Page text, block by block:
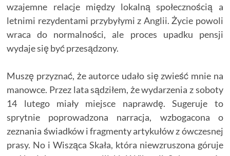
wzajemne relacje między lokalną społecznością a
letnimi rezydentami przybyłymi z Anglii. Życie powoli
wraca do normalności, ale proces upadku pensji
wydaje się być przesądzony.
Muszę przyznać, że autorce udało się zwieść mnie na
manowce. Przez lata sądziłem, że wydarzenia z soboty
14 lutego miały miejsce naprawdę. Sugeruje to
sprytnie poprowadzona narracja, wzbogacona o
zeznania świadków i fragmenty artykułów z ówczesnej
prasy. No i Wisząca Skała, która niewzruszona góruje